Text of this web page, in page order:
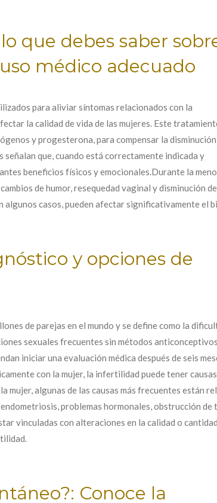
que debes saber
médico adecuado
para aliviar síntomas relacionados con la
la calidad de vida de las mujeres. Este
y progesterona, para compensar la disminución
que, cuando está correctamente indicada y
beneficios físicos y emocionales.Durante la
de humor, resequedad vaginal y disminución
casos, pueden afectar significativamente el
y opciones de
de parejas en el mundo y se define como la
sexuales frecuentes sin métodos
iniciar una evaluación médica después de seis
con la mujer, la infertilidad puede tener causas
mujer, algunas de las causas más frecuentes están
problemas hormonales, obstrucción de
vinculadas con alteraciones en la calidad o
Conoce la